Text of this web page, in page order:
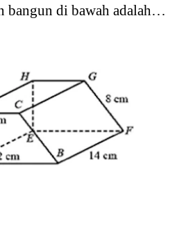
bangun di bawah adalah…